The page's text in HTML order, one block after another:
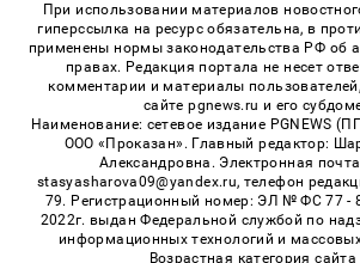
При использовании материалов
гиперссылка на ресурс обязательна, в
применены нормы законодательства РФ об
правах. Редакция портала не несет
комментарии и материалы
сайте pgnews.ru и его
Наименование: сетевое издание PGNEWS
ООО «Проказан». Главный редактор:
Александровна. Электронная
stasyasharova09@yandex.ru, телефон
79. Регистрационный номер: ЭЛ № ФС 77 -
2022г. выдан Федеральной службой по
информационных технологий и
Возрастная категория